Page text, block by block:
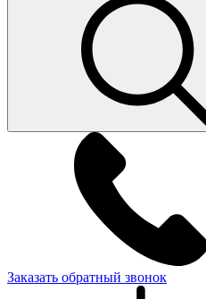
Заказать обратный звонок